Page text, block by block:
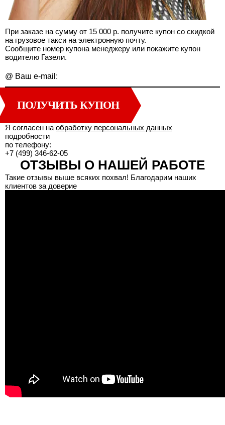
При заказе на сумму от 15 000 р. получите купон со скидкой
на грузовое такси на электронную почту.
Сообщите номер купона менеджеру или покажите купон
водителю Газели.
@ Ваш e-mail:
ПОЛУЧИТЬ КУПОН
Я согласен на обработку персональных данных
подробности
по телефону:
+7 (499) 346-62-05
ОТЗЫВЫ О НАШЕЙ РАБОТЕ
Такие отзывы выше всяких похвал! Благодарим наших
клиентов за доверие